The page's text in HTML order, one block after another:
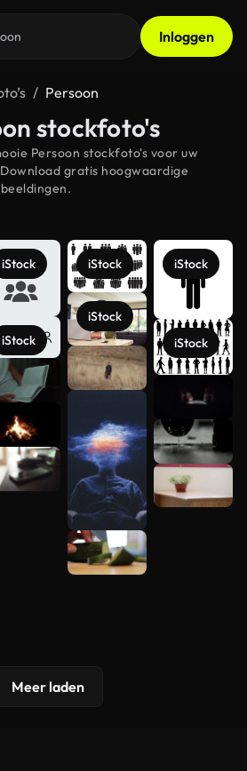
Inloggen
Persoon
stockfoto's
Persoon stockfoto's voor uw
gratis hoogwaardige
iStock
iStock
iStock
iStock
iStock
iStock
Meer
Meer laden